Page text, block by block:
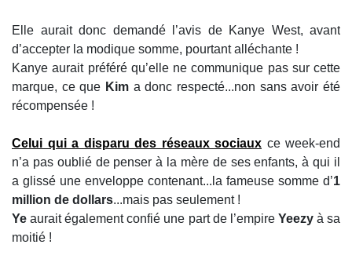
Elle aurait donc demandé l’avis de Kanye West, avant
d’accepter la modique somme, pourtant alléchante !
Kanye aurait préféré qu’elle ne communique pas sur cette
marque, ce que Kim a donc respecté...non sans avoir été
récompensée !
Celui qui a disparu des réseaux sociaux ce week-end
n’a pas oublié de penser à la mère de ses enfants, à qui il
a glissé une enveloppe contenant...la fameuse somme d’1
million de dollars...mais pas seulement !
Ye aurait également confié une part de l’empire Yeezy à sa
moitié !